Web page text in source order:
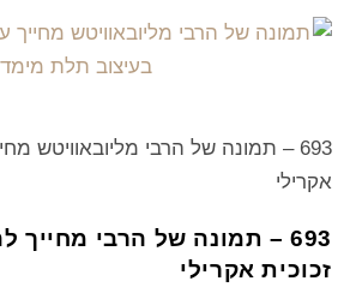
693 – תמונה של הרבי מליובאוויטש
אקרילי
693 – תמונה של הרבי
זכוכית אקרילי